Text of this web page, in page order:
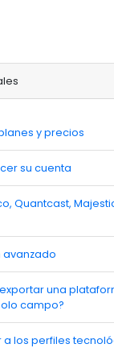
y precios
su cuenta
Quantcast,
avanzado
una
campo?
los perfiles